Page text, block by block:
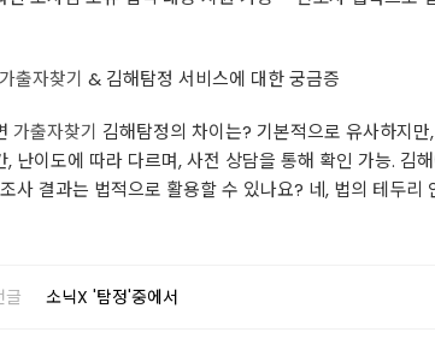
가출자찾기 & 김해탐정 서비스에 대한 궁금증
가출자찾기 김해탐정의 차이는? 기본적으로 유사하지만,
, 난이도에 따라 다르며, 사전 상담을 통해 확인 가능. 김
사 결과는 법적으로 활용할 수 있나요? 네, 법의 테두
글 소닉X '탐정'중에서